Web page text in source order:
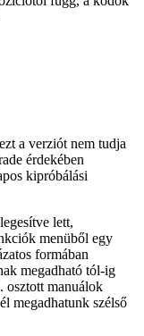
a verziót nem tudja
érdekében
kipróbálási
lett,
menüből egy
formában
megadható tól-ig
osztott manuálok
megadhatunk szélső